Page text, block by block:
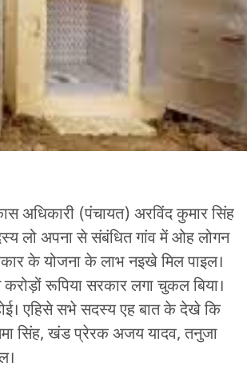
अधिकारी (पंचायत) अरविंद कुमार सिंह
लो अपना से संबंधित गांव में ओह लोगन
के योजना के लाभ नइखे मिल पाइल।
रूपिया सरकार लगा चुकल बिया।
एहिसे सभे सदस्य एह बात के देखे कि
सिंह, खंड प्रेरक अजय यादव, तनुजा